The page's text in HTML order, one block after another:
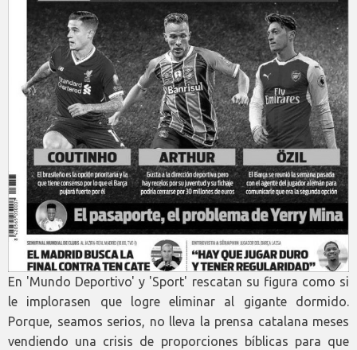
En 'Mundo Deportivo' y 'Sport' rescatan su figura como si
le implorasen que logre eliminar al gigante dormido.
Porque, seamos serios, no lleva la prensa catalana meses
vendiendo una crisis de proporciones bíblicas para que